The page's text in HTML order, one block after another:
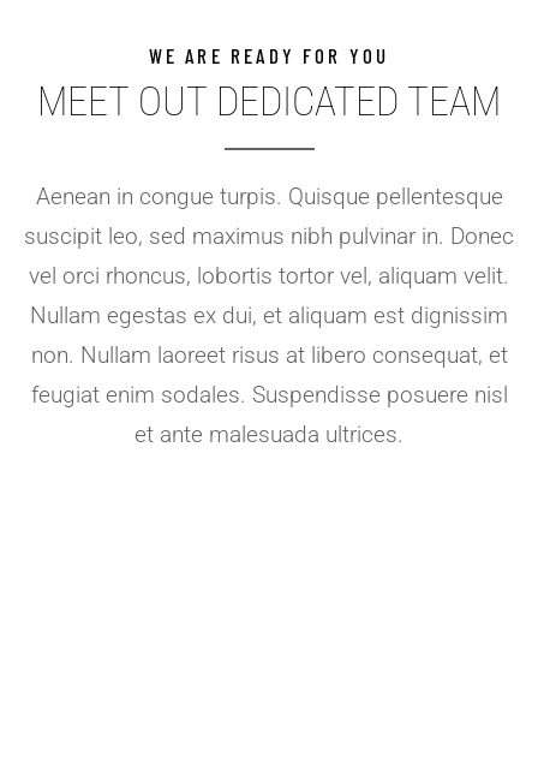
WE ARE READY FOR YOU
MEET OUT DEDICATED TEAM
Aenean in congue turpis. Quisque pellentesque
suscipit leo, sed maximus nibh pulvinar in. Donec
vel orci rhoncus, lobortis tortor vel, aliquam velit.
Nullam egestas ex dui, et aliquam est dignissim
non. Nullam laoreet risus at libero consequat, et
feugiat enim sodales. Suspendisse posuere nisl
et ante malesuada ultrices.